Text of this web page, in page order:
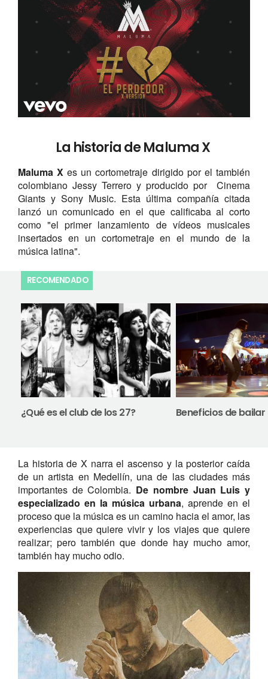
La historia de Maluma X
Maluma X es un cortometraje dirigido por el también
colombiano Jessy Terrero y producido por Cinema
Giants y Sony Music. Esta última compañía citada
lanzó un comunicado en el que calificaba al corto
como "el primer lanzamiento de vídeos musicales
insertados en un cortometraje en el mundo de la
música latina".
RECOMENDADO
¿Qué es el club de los 27? Beneficios de bailar
La historia de X narra el ascenso y la posterior caída
de un artista en Medellín, una de las ciudades más
importantes de Colombia. De nombre Juan Luis y
especializado en la música urbana, aprende en el
proceso que la música es un camino hacia el amor, las
experiencias que quiere vivir y los viajes que quiere
realizar; pero también que donde hay mucho amor,
también hay mucho odio.